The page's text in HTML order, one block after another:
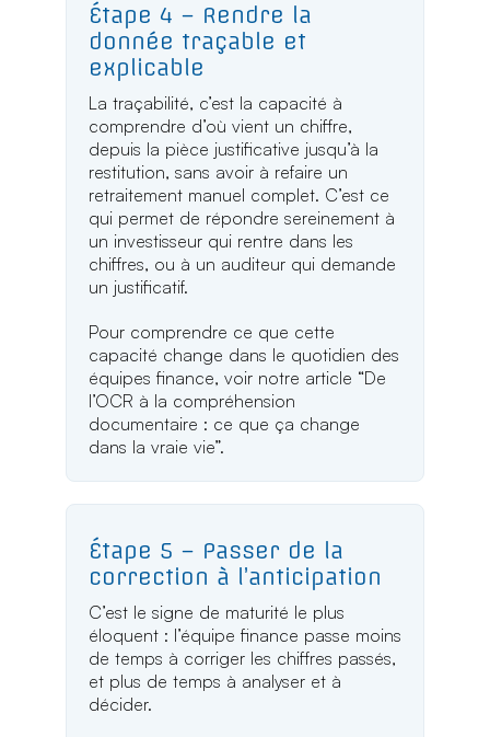
Étape 4 – Rendre la
donnée traçable et
explicable
La traçabilité, c’est la capacité à
comprendre d’où vient un chiffre,
depuis la pièce justificative jusqu’à la
restitution, sans avoir à refaire un
retraitement manuel complet. C’est ce
qui permet de répondre sereinement à
un investisseur qui rentre dans les
chiffres, ou à un auditeur qui demande
un justificatif.
Pour comprendre ce que cette
capacité change dans le quotidien des
équipes finance, voir notre article “De
l’OCR à la compréhension
documentaire : ce que ça change
dans la vraie vie”.
Étape 5 – Passer de la
correction à l’anticipation
C’est le signe de maturité le plus
éloquent : l’équipe finance passe moins
de temps à corriger les chiffres passés,
et plus de temps à analyser et à
décider.